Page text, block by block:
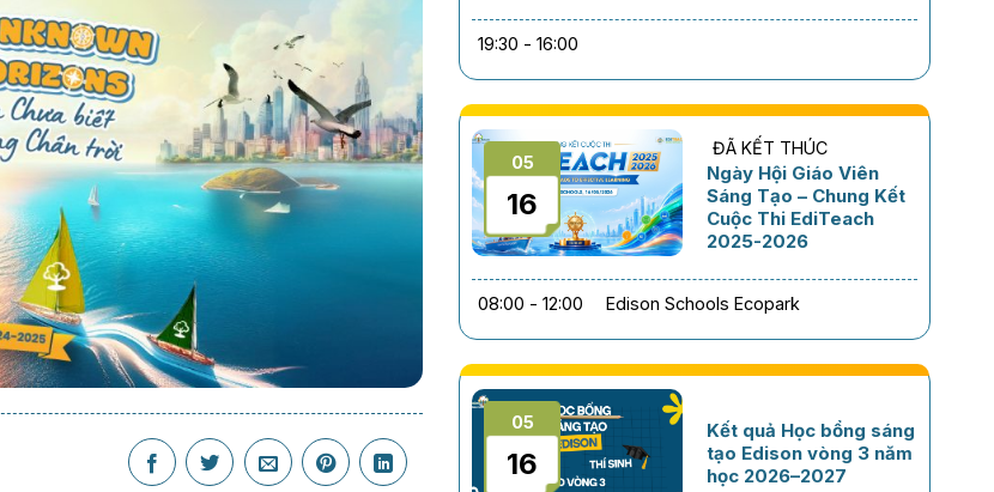
19:30 - 16:00
05
16
ĐÃ KẾT THÚC
Ngày Hội Giáo Viên
Sáng Tạo – Chung Kết
Cuộc Thi EdiTeach
2025-2026
08:00 - 12:00 Edison Schools Ecopark
05
16
Kết quả Học bổng sáng
tạo Edison vòng 3 năm
học 2026–2027